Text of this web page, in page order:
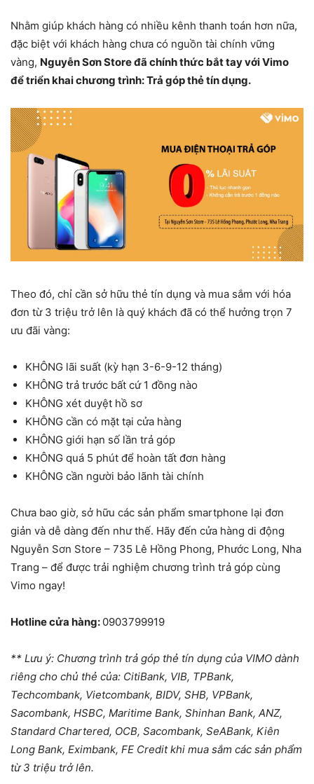
Nhằm giúp khách hàng có nhiều kênh thanh toán hơn nữa,
đặc biệt với khách hàng chưa có nguồn tài chính vững
vàng, Nguyễn Sơn Store đã chính thức bắt tay với Vimo
để triển khai chương trình: Trả góp thẻ tín dụng.
Theo đó, chỉ cần sở hữu thẻ tín dụng và mua sắm với hóa
đơn từ 3 triệu trở lên là quý khách đã có thể hưởng trọn 7
ưu đãi vàng:
KHÔNG lãi suất (kỳ hạn 3-6-9-12 tháng)
KHÔNG trả trước bất cứ 1 đồng nào
KHÔNG xét duyệt hồ sơ
KHÔNG cần có mặt tại cửa hàng
KHÔNG giới hạn số lần trả góp
KHÔNG quá 5 phút để hoàn tất đơn hàng
KHÔNG cần người bảo lãnh tài chính
Chưa bao giờ, sở hữu các sản phẩm smartphone lại đơn
giản và dễ dàng đến như thế. Hãy đến cửa hàng di động
Nguyễn Sơn Store – 735 Lê Hồng Phong, Phước Long, Nha
Trang – để được trải nghiệm chương trình trả góp cùng
Vimo ngay!
Hotline cửa hàng: 0903799919
** Lưu ý: Chương trình trả góp thẻ tín dụng của VIMO dành
riêng cho chủ thẻ của: CitiBank, VIB, TPBank,
Techcombank, Vietcombank, BIDV, SHB, VPBank,
Sacombank, HSBC, Maritime Bank, Shinhan Bank, ANZ,
Standard Chartered, OCB, Sacombank, SeABank, Kiên
Long Bank, Eximbank, FE Credit khi mua sắm các sản phẩm
từ 3 triệu trở lên.